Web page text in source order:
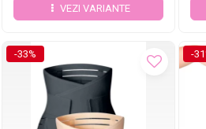
VEZI VARIANTE
-33% -